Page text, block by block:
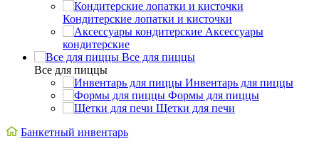
Кондитерские лопатки и кисточки
Аксессуары
кондитерские
Все для пиццы
Все для пиццы
Инвентарь для пиццы
Формы для пиццы
Щетки для печи
Банкетный инвентарь